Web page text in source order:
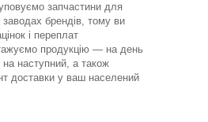
запчастини для
заводах брендів, тому ви
і переплат
продукцію — на день
наступний, а також
доставки у ваш населений